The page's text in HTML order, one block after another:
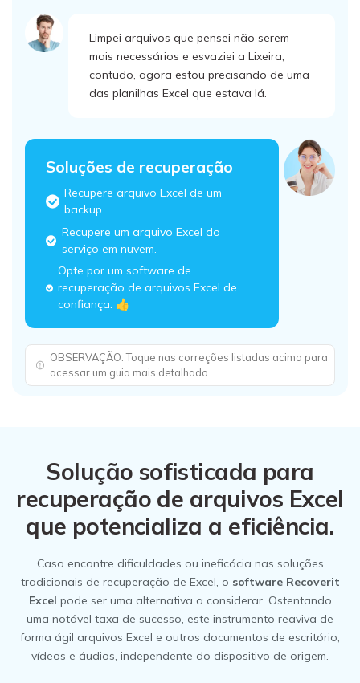
Limpei arquivos que pensei não serem
mais necessários e esvaziei a Lixeira,
contudo, agora estou precisando de uma
das planilhas Excel que estava lá.
Soluções de recuperação
Recupere arquivo Excel de um
backup.
Recupere um arquivo Excel do
serviço em nuvem.
Opte por um software de
recuperação de arquivos Excel de
confiança. 👍
OBSERVAÇÃO: Toque nas correções listadas acima para
acessar um guia mais detalhado.
Solução sofisticada para
recuperação de arquivos Excel
que potencializa a eficiência.
Caso encontre dificuldades ou ineficácia nas soluções
tradicionais de recuperação de Excel, o software Recoverit
Excel pode ser uma alternativa a considerar. Ostentando
uma notável taxa de sucesso, este instrumento reaviva de
forma ágil arquivos Excel e outros documentos de escritório,
vídeos e áudios, independente do dispositivo de origem.